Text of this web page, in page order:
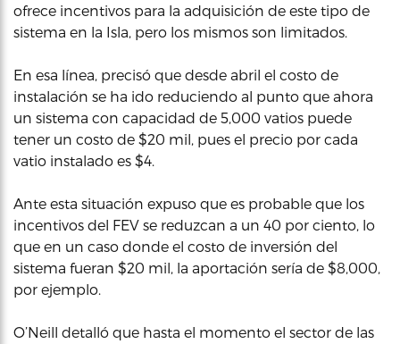
ofrece incentivos para la adquisición de este tipo de
sistema en la Isla, pero los mismos son limitados.
En esa línea, precisó que desde abril el costo de
instalación se ha ido reduciendo al punto que ahora
un sistema con capacidad de 5,000 vatios puede
tener un costo de $20 mil, pues el precio por cada
vatio instalado es $4.
Ante esta situación expuso que es probable que los
incentivos del FEV se reduzcan a un 40 por ciento, lo
que en un caso donde el costo de inversión del
sistema fueran $20 mil, la aportación sería de $8,000,
por ejemplo.
O’Neill detalló que hasta el momento el sector de las